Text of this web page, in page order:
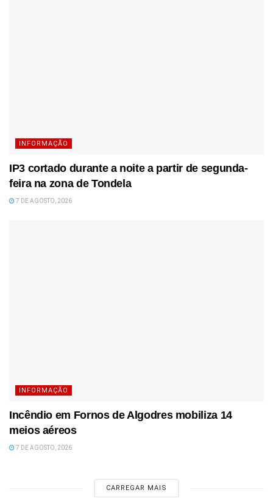
INFORMAÇÃO
IP3 cortado durante a noite a partir de segunda-
feira na zona de Tondela
7 DE AGOSTO, 2026
INFORMAÇÃO
Incêndio em Fornos de Algodres mobiliza 14
meios aéreos
7 DE AGOSTO, 2026
CARREGAR MAIS